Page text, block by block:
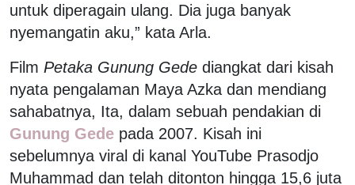
untuk diperagain ulang. Dia juga banyak
nyemangatin aku,” kata Arla.
Film Petaka Gunung Gede diangkat dari kisah
nyata pengalaman Maya Azka dan mendiang
sahabatnya, Ita, dalam sebuah pendakian di
Gunung Gede pada 2007. Kisah ini
sebelumnya viral di kanal YouTube Prasodjo
Muhammad dan telah ditonton hingga 15,6 juta